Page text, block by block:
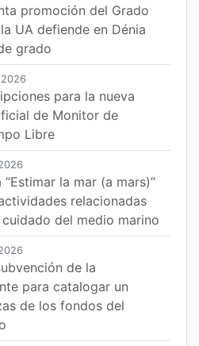
promoción del Grado
UA defiende en Dénia
grado
para la nueva
de Monitor de
Libre
la mar (a mars)”
relacionadas
del medio marino
de la
para catalogar un
de los fondos del